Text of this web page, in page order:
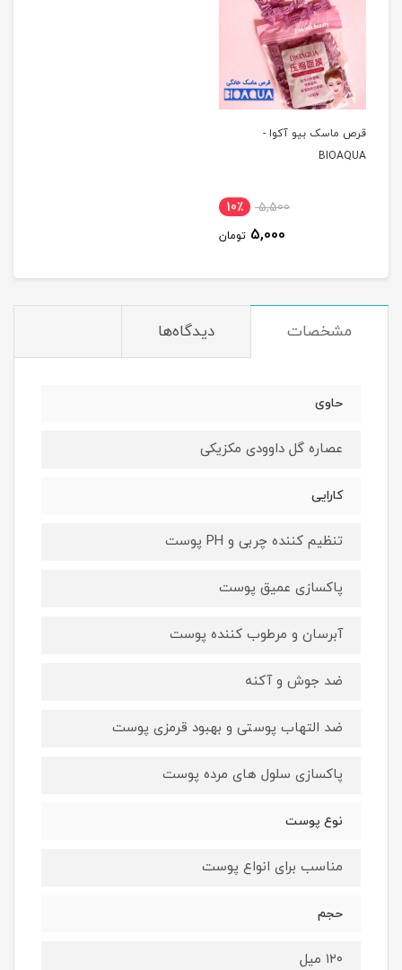
قرص ماسک بیو آکوا -
BIOAQUA
5,500 10٪
5,000 تومان
مشخصات دیدگاه‌ها
حاوی
عصاره گل داوودی مکزیکی
کارایی
تنظیم کننده چربی و PH پوست
پاکسازی عمیق پوست
آبرسان و مرطوب کننده پوست
ضد جوش و آکنه
ضد التهاب پوستی و بهبود قرمزی پوست
پاکسازی سلول های مرده پوست
نوع ‌پوست
مناسب برای انواع پوست
حجم
۱۲۰ میل